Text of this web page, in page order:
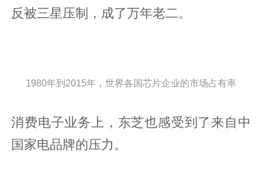
反被三星压制，成了万年老二。
1980年到2015年，世界各国芯片企业的市场占有率
消费电子业务上，东芝也感受到了来自中
国家电品牌的压力。